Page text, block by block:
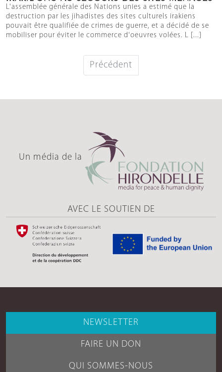
L'assemblée générale des Nations unies a estimé que la
destruction par les jihadistes des sites culturels irakiens
pouvait être qualifiée de crimes de guerre, et a décidé de se
mobiliser pour éviter le commerce d'oeuvres volées. L [...]
Précédent
Un média de la
AVEC LE SOUTIEN DE
NEWSLETTER
FAIRE UN DON
QUI SOMMES-NOUS